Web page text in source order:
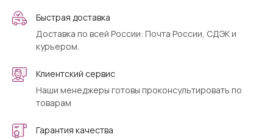
Быстрая доставка
Доставка по всей России: Почта России, СДЭК и
курьером.
Клиентский сервис
Наши менеджеры готовы проконсультировать по
товарам
Гарантия качества